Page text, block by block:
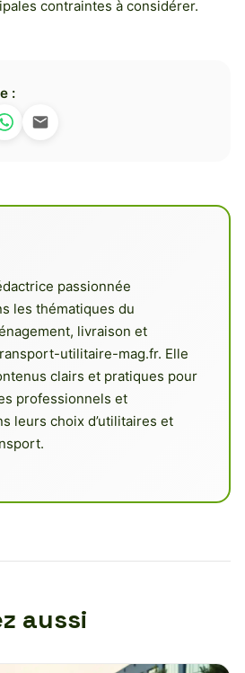
contraintes à considérer.
:
passionnée
les thématiques du
livraison et
utilitaire-mag.fr. Elle
clairs et pratiques pour
professionnels et
leurs choix d’utilitaires et
aussi